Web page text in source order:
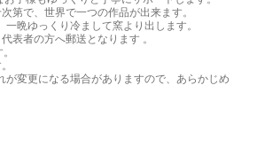
第で、世界で一つの作品が出来ます。
晩ゆっくり冷まして窯より出します。
表者の方へ郵送となります 。
が変更になる場合がありますので、あらかじめ